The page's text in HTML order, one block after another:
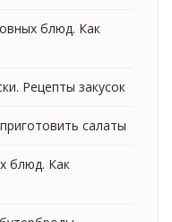
блюд. Как
Рецепты закусок
салаты
блюд. Как